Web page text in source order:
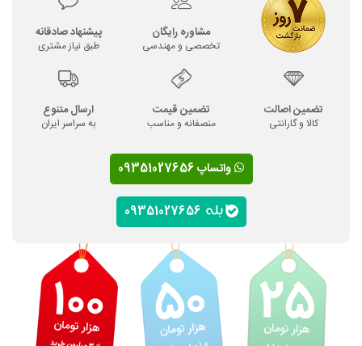
مشاوره رایگان
تخصصی و مهندسی
پیشنهاد صادقانه
طبق نیاز مشتری
تضمین اصالت
کالا و گارانتی
تضمین قیمت
منصفانه و مناسب
ارسال متنوع
به سراسر ایران
واتساپ 09351027656